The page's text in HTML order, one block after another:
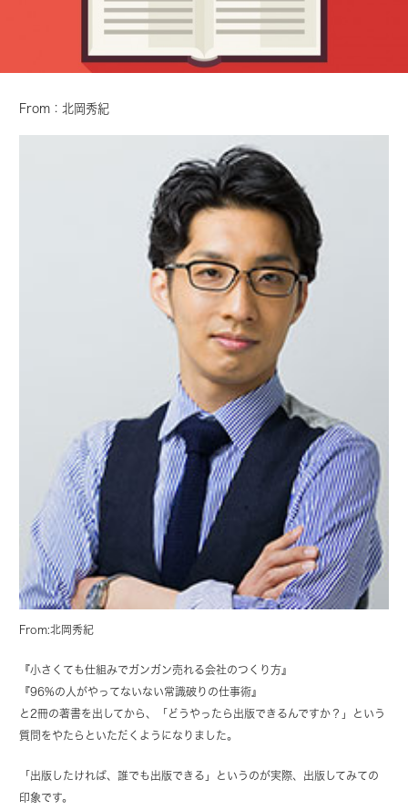
From：北岡秀紀
From:北岡秀紀
『小さくても仕組みでガンガン売れる会社のつくり方』
『96%の人がやってないない常識破りの仕事術』
と2冊の著書を出してから、「どうやったら出版できるんですか？」という
質問をやたらといただくようになりました。
「出版したければ、誰でも出版できる」というのが実際、出版してみての
印象です。